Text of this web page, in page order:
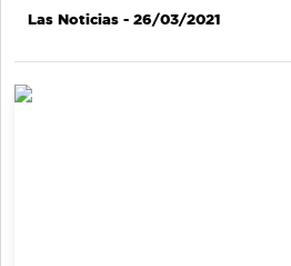
Las Noticias - 26/03/2021